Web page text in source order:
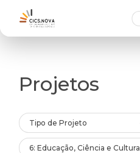
Projetos
Tipo de Projeto
6: Educação, Ciência e Cultura